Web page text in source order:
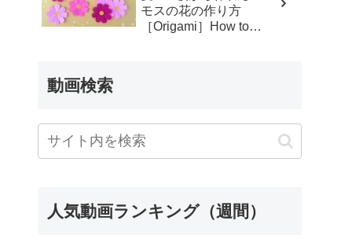
モスの花の作り方
［Origami］How to
動画検索
人気動画ランキング（週間）